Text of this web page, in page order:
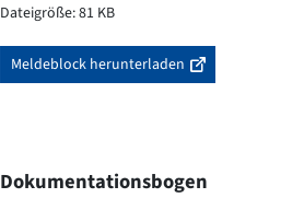
Dateigröße: 81 KB
Meldeblock herunterladen
Dokumentationsbogen